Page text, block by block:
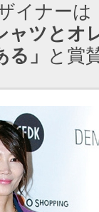
イナーは
ャツとオ
」 と賞